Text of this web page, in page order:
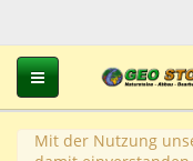
Toggle navigation
Mit der Nutzung